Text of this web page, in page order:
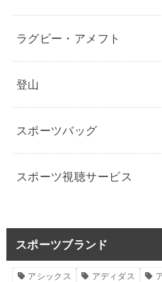
ラグビー・アメフト
登山
スポーツバッグ
スポーツ視聴サービス
スポーツブランド
アシックス アディダス